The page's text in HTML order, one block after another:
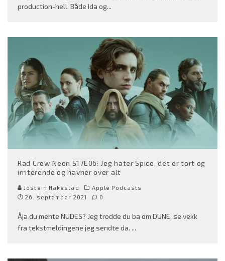
production-hell. Både Ida og...
Rad Crew Neon S17E06: Jeg hater Spice, det er tørt og
irriterende og havner over alt
Jostein Hakestad
Apple Podcasts
26. september 2021
0
Åja du mente NUDES? Jeg trodde du ba om DUNE, se vekk
fra tekstmeldingene jeg sendte da. ...